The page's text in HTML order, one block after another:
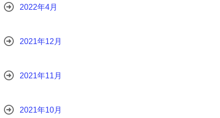
2022年4月
2021年12月
2021年11月
2021年10月